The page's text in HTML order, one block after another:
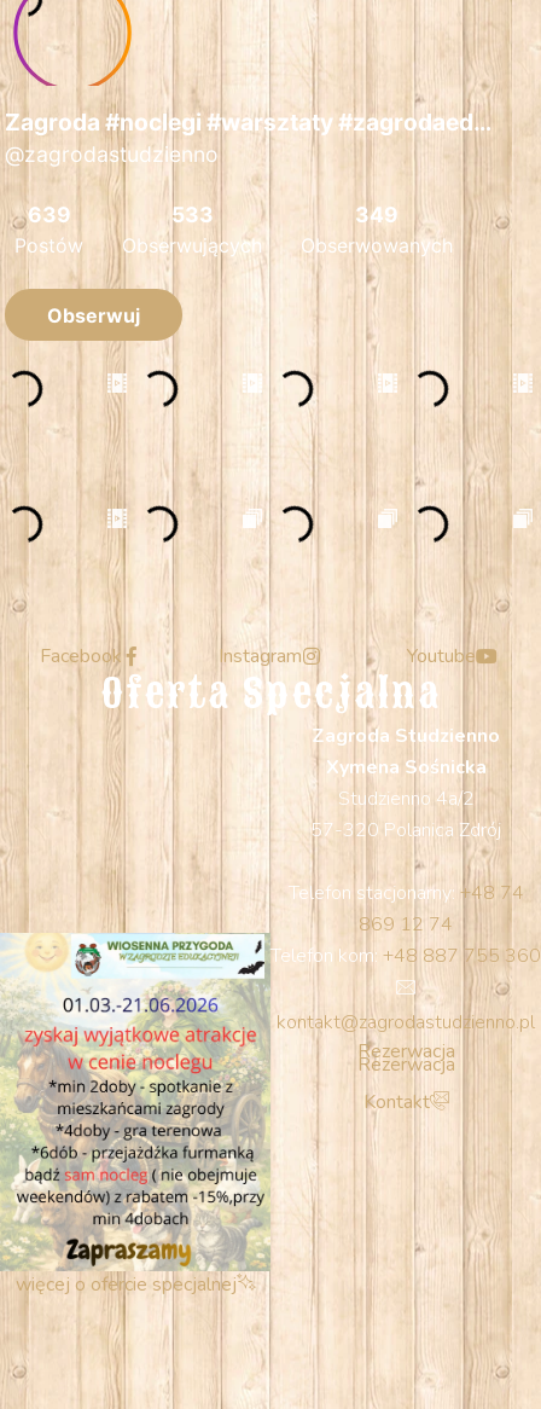
Facebook Instagram Youtube
Oferta Specjalna
więcej o ofercie specjalnej
Zagroda Studzienno
Xymena Sośnicka
Studzienno 4a/2
57-320 Polanica Zdrój
Telefon stacjonarny: +48 74
869 12 74
Telefon kom: +48 887 755 360
kontakt@zagrodastudzienno.pl
Rezerwacja
Rezerwacja
Kontakt